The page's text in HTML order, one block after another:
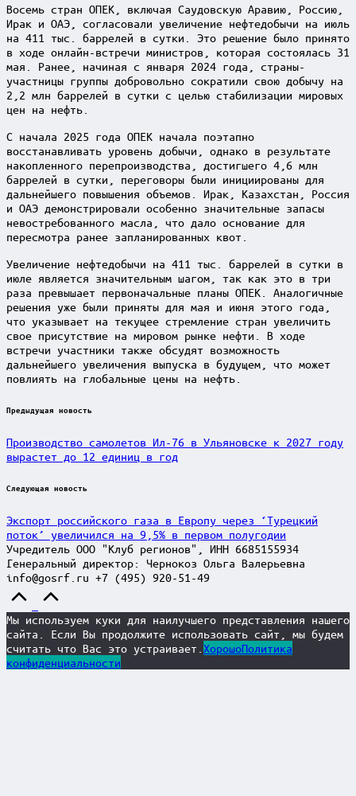
Восемь стран ОПЕК, включая Саудовскую Аравию, Россию,
Ирак и ОАЭ, согласовали увеличение нефтедобычи на июль
на 411 тыс. баррелей в сутки. Это решение было принято
в ходе онлайн-встречи министров, которая состоялась 31
мая. Ранее, начиная с января 2024 года, страны-
участницы группы добровольно сократили свою добычу на
2,2 млн баррелей в сутки с целью стабилизации мировых
цен на нефть.
С начала 2025 года ОПЕК начала поэтапно
восстанавливать уровень добычи, однако в результате
накопленного перепроизводства, достигшего 4,6 млн
баррелей в сутки, переговоры были инициированы для
дальнейшего повышения объемов. Ирак, Казахстан, Россия
и ОАЭ демонстрировали особенно значительные запасы
невостребованного масла, что дало основание для
пересмотра ранее запланированных квот.
Увеличение нефтедобычи на 411 тыс. баррелей в сутки в
июле является значительным шагом, так как это в три
раза превышает первоначальные планы ОПЕК. Аналогичные
решения уже были приняты для мая и июня этого года,
что указывает на текущее стремление стран увеличить
свое присутствие на мировом рынке нефти. В ходе
встречи участники также обсудят возможность
дальнейшего увеличения выпуска в будущем, что может
повлиять на глобальные цены на нефть.
Post
Предыдущая новость
Производство самолетов Ил-76 в Ульяновске к 2027 году
вырастет до 12 единиц в год
Следующая новость
Экспорт российского газа в Европу через ‘Турецкий
поток’ увеличился на 9,5% в первом полугодии
Учредитель ООО "Клуб регионов", ИНН 6685155934
Генеральный директор: Чернокоз Ольга Валерьевна
info@gosrf.ru +7 (495) 920-51-49
Top
Мы используем куки для наилучшего представления нашего
сайта. Если Вы продолжите использовать сайт, мы будем
считать что Вас это устраивает. ХорошоПолитика
конфиденциальности